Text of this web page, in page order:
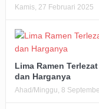
Kamis, 27 Februari 2025
Lima Ramen
dan Harganya
Ahad/Minggu, 8